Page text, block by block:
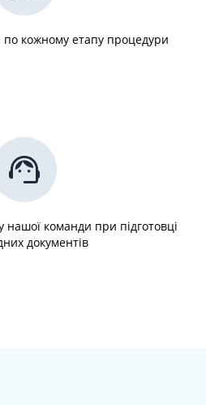
по кожному етапу процедури
нашої команди при підготовці
документів